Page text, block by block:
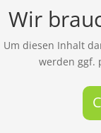
Wir
Um diesen Inhalt
werden ggf.